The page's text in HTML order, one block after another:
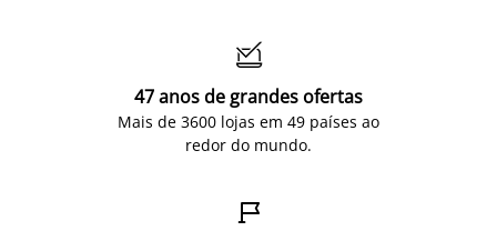

47 anos de grandes ofertas
Mais de 3600 lojas em 49 países ao
redor do mundo.
